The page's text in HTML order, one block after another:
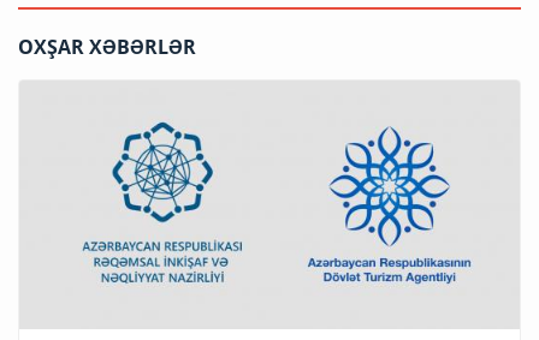
OXŞAR XƏBƏRLƏR